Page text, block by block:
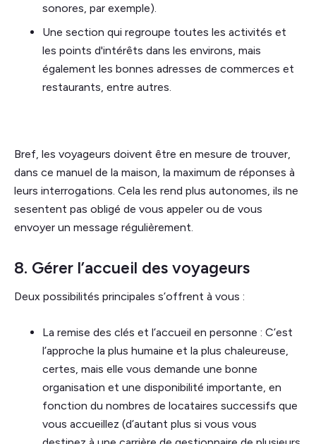
sonores, par exemple).
Une section qui regroupe toutes les activités et
les points d'intérêts dans les environs, mais
également les bonnes adresses de commerces et
restaurants, entre autres.
Bref, les voyageurs doivent être en mesure de trouver,
dans ce manuel de la maison, la maximum de réponses à
leurs interrogations. Cela les rend plus autonomes, ils ne
sesentent pas obligé de vous appeler ou de vous
envoyer un message régulièrement.
8. Gérer l’accueil des voyageurs
Deux possibilités principales s’offrent à vous :
La remise des clés et l’accueil en personne : C’est
l’approche la plus humaine et la plus chaleureuse,
certes, mais elle vous demande une bonne
organisation et une disponibilité importante, en
fonction du nombres de locataires successifs que
vous accueillez (d’autant plus si vous vous